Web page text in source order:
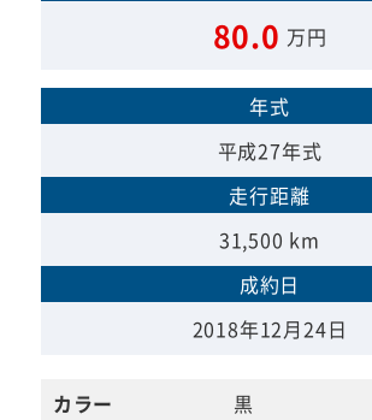
80.0 万円
年式
平成27年式
走行距離
31,500 km
成約日
2018年12月24日
カラー
黒